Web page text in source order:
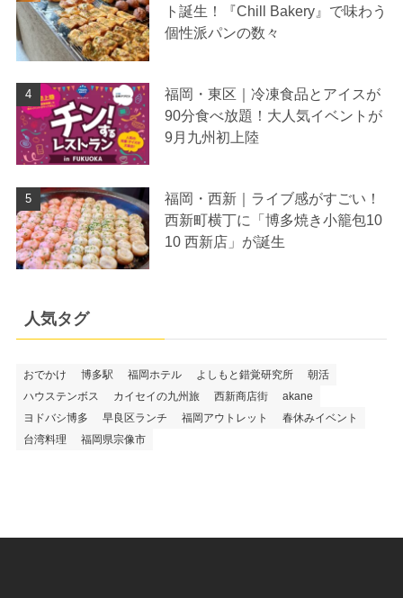
ト誕生！『Chill Bakery』で味わう
個性派パンの数々
福岡・東区｜冷凍食品とアイスが
90分食べ放題！大人気イベントが
9月九州初上陸
福岡・西新｜ライブ感がすごい！
西新町横丁に「博多焼き小籠包10
10 西新店」が誕生
人気タグ
おでかけ 博多駅 福岡ホテル よしもと錯覚研究所
朝活
ハウステンボス
カイセイの九州旅 西新商店街
akane
ヨドバシ博多
早良区ランチ 福岡アウトレット
春休みイベント
台湾料理
福岡県宗像市